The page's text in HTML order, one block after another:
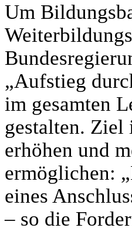
Um
„Aufstieg
im gesamten
gestalten. Ziel
erhöhen und
ermöglichen:
eines
– so die